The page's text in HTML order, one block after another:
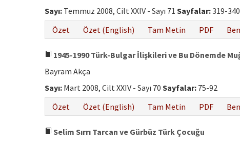
Sayı: Temmuz 2008, Cilt XXIV - Sayı 71 Sayfalar:319-340
Özet
Özet (English) Tam Metin PDF
1945-1990 Türk-Bulgar İlişkileri ve Bu Dönemde
Bayram Akça
Sayı: Mart 2008, Cilt XXIV - Sayı 70 Sayfalar: 75-92
Özet
Özet (English) Tam Metin PDF
Selim Sırrı Tarcan ve Gürbüz Türk Çocuğu